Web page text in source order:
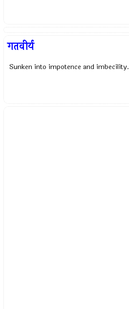
गतवीर्य
Sunken into impotence and imbecility.